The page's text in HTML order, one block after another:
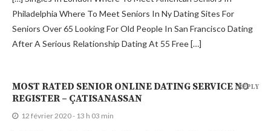
Philadelphia Where To Meet Seniors In Ny Dating Sites For
Seniors Over 65 Looking For Old People In San Francisco Dating
After A Serious Relationship Dating At 55 Free […]
MOST RATED SENIOR ONLINE DATING SERVICE NO
REGISTER – ÇATISANASSAN
12 février 2020 - 13 h 03 min
REPLY